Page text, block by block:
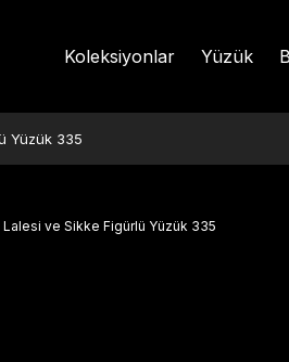
Koleksiyonlar Yüzük
Yüzük 335